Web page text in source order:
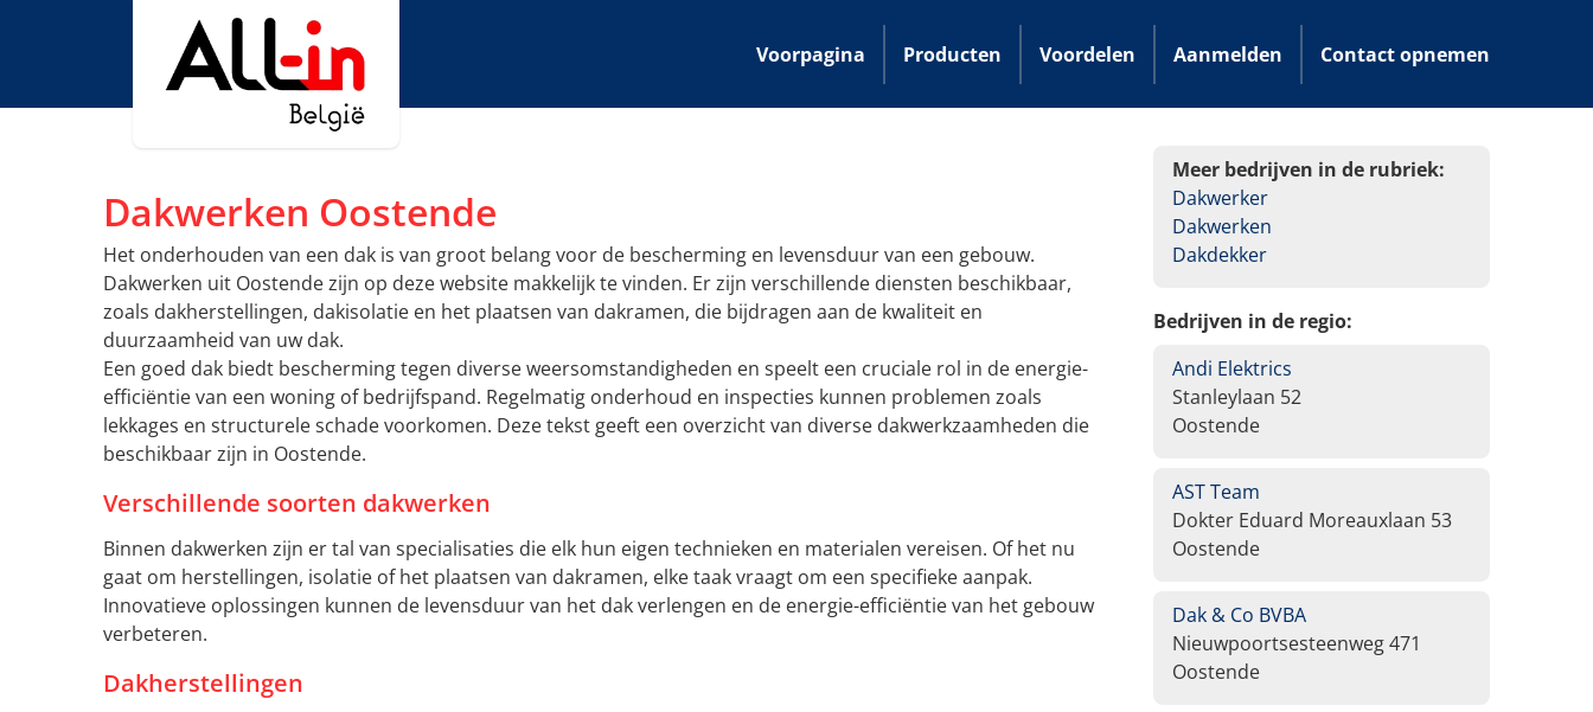
Voorpagina Producten Voordelen Aanmelden Contact opnemen
Dakwerken Oostende
Het onderhouden van een dak is van groot belang voor de bescherming en levensduur van een gebouw.
Dakwerken uit Oostende zijn op deze website makkelijk te vinden. Er zijn verschillende diensten beschikbaar,
zoals dakherstellingen, dakisolatie en het plaatsen van dakramen, die bijdragen aan de kwaliteit en
duurzaamheid van uw dak.
Een goed dak biedt bescherming tegen diverse weersomstandigheden en speelt een cruciale rol in de energie-
efficiëntie van een woning of bedrijfspand. Regelmatig onderhoud en inspecties kunnen problemen zoals
lekkages en structurele schade voorkomen. Deze tekst geeft een overzicht van diverse dakwerkzaamheden die
beschikbaar zijn in Oostende.
Verschillende soorten dakwerken
Binnen dakwerken zijn er tal van specialisaties die elk hun eigen technieken en materialen vereisen. Of het nu
gaat om herstellingen, isolatie of het plaatsen van dakramen, elke taak vraagt om een specifieke aanpak.
Innovatieve oplossingen kunnen de levensduur van het dak verlengen en de energie-efficiëntie van het gebouw
verbeteren.
Dakherstellingen
Meer bedrijven in de rubriek:
Dakwerker
Dakwerken
Dakdekker
Bedrijven in de regio:
Andi Elektrics
Stanleylaan 52
Oostende
AST Team
Dokter Eduard Moreauxlaan 53
Oostende
Dak & Co BVBA
Nieuwpoortsesteenweg 471
Oostende